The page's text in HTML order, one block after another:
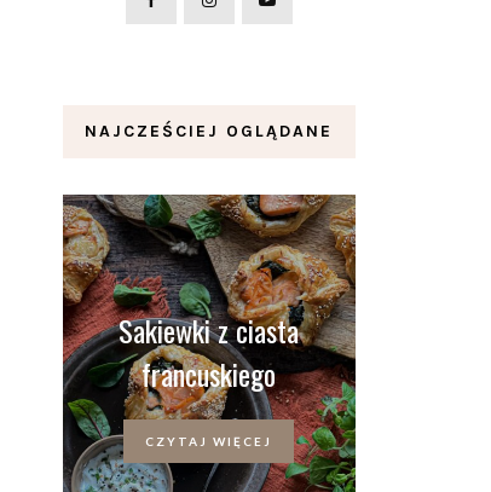
NAJCZEŚCIEJ OGLĄDANE
Sakiewki z ciasta
francuskiego
CZYTAJ WIĘCEJ